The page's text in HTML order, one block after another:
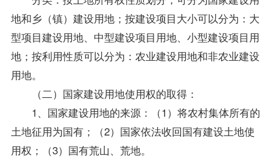
地和乡（镇）建设用地；按建设项目大小可以分为：大
型项目建设用地、中型建设项目用地、小型建设项目用
地；按利用性质可以分为：农业建设用地和非农业建设
用地。
（二）国家建设用地使用权的取得：
1、国家建设用地的来源：（1）将农村集体所有的
土地征用为国有；（2）国家依法收回国有建设土地使
用权；（3）国有荒山、荒地。